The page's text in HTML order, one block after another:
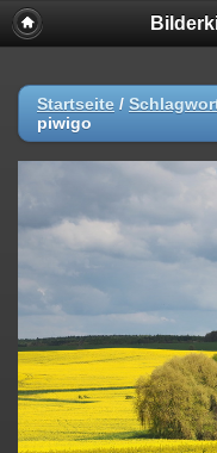
Startseite /
piwigo